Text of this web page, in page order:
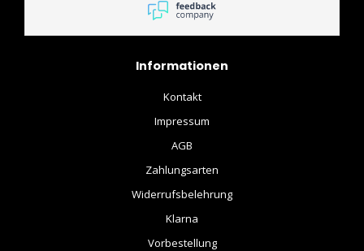
Informationen
Kontakt
Impressum
AGB
Zahlungsarten
Widerrufsbelehrung
Klarna
Vorbestellung